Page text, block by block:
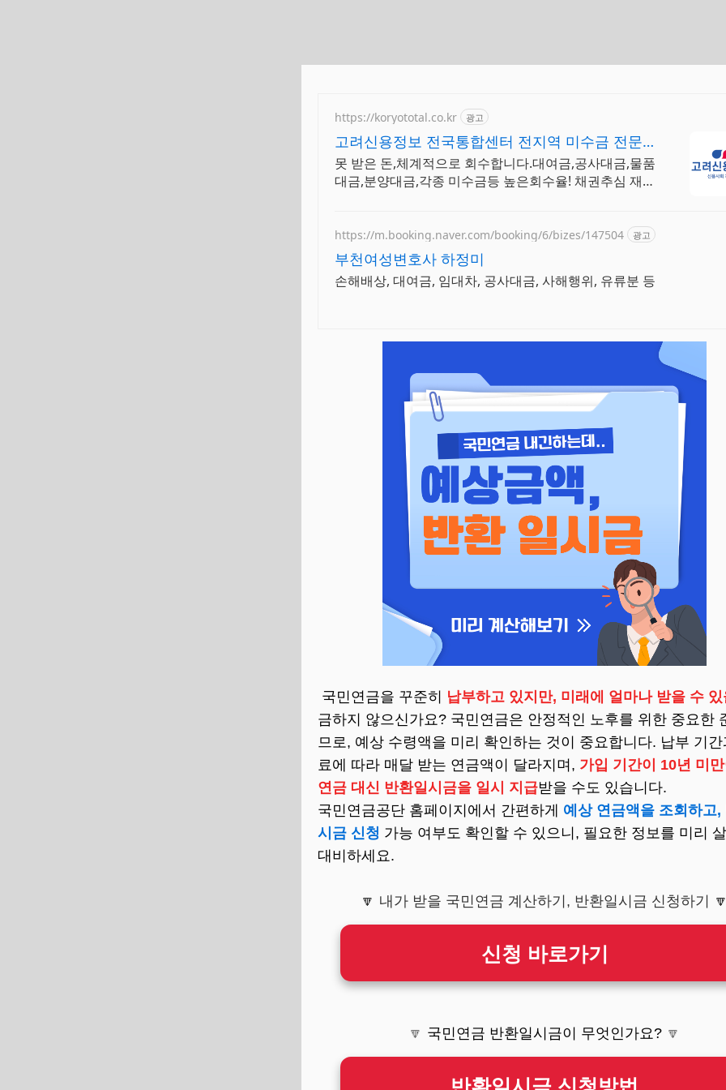
https://koryototal.co.kr 광고
고려신용정보 전국통합센터 전지역 미수금 전문상
담
못 받은 돈,체계적으로 회수합니다.대여금,공사대금,물품
대금,분양대금,각종 미수금등 높은회수율! 채권추심 재산
https://m.booking.naver.com/booking/6/bizes/147504 광고
부천여성변호사 하정미
손해배상, 대여금, 임대차, 공사대금, 사해행위, 유류분 등
국민연금을 꾸준히 납부하고 있지만, 미래에 얼마나 받을 수 있
금하지 않으신가요? 국민연금은 안정적인 노후를 위한 중요한
므로, 예상 수령액을 미리 확인하는 것이 중요합니다. 납부 기간
료에 따라 매달 받는 연금액이 달라지며, 가입 기간이 10년 미
연금 대신 반환일시금을 일시 지급받을 수도 있습니다.
국민연금공단 홈페이지에서 간편하게
예상 연금액을 조회하고,
시금 신청 가능 여부도 확인할 수 있으니, 필요한 정보를 미리
대비하세요.
🔽 내가 받을 국민연금 계산하기, 반환일시금 신청하기 🔽
신청 바로가기
🔽 국민연금 반환일시금이 무엇인가요? 🔽